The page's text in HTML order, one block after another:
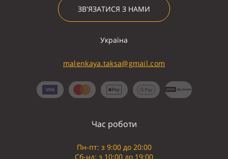
ЗВ'ЯЗАТИСЯ З НАМИ
Україна
malenkaya.taksa@gmail.com
Час роботи
Пн-пт: з 9:00 до 20:00
Сб-нд: з 10:00 до 19:00